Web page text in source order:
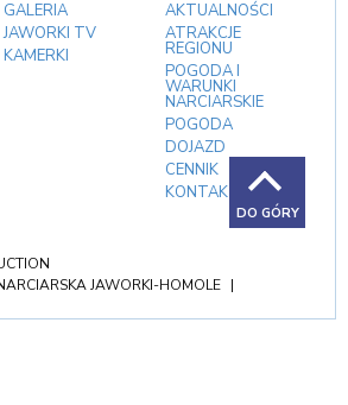
GALERIA
JAWORKI TV
KAMERKI
AKTUALNOŚCI
ATRAKCJE
REGIONU
POGODA I
WARUNKI
NARCIARSKIE
POGODA
DOJAZD
CENNIK
KONTAKT
JAWORKI-HOMOLE |
DO GÓRY